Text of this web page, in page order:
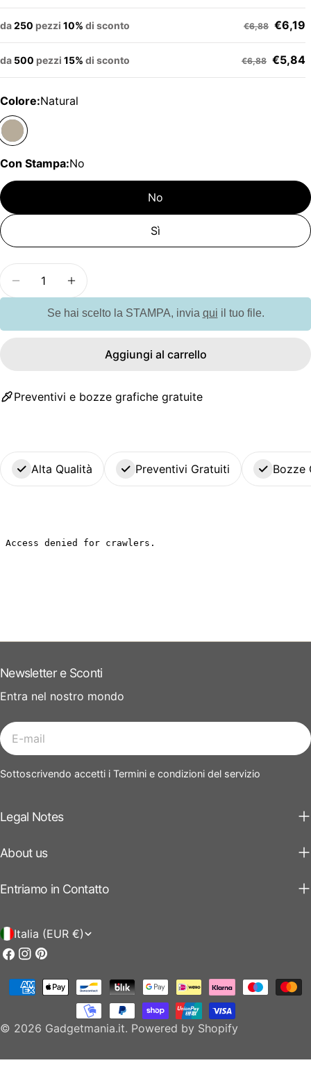
da250 pezzi 10% di sconto €6,88 €6,19
da 500 pezzi 15% di sconto €6,88 €5,84
Colore:Natural
Con Stampa:No
No
Sì
Diminuisci la quantità per G126199
Aumenta la quantità per G126199
Se hai scelto la STAMPA, invia qui il tuo file.
Aggiungi al carrello
Preventivi e bozze grafiche gratuite
Alta Qualità Preventivi Gratuiti Bozze
Legal Notes
About us
Entriamo in Contatto
Newsletter e Sconti
Entra nel nostro mondo
E-
mail
Sottoscrivendo accetti i Termini e condizioni del servizio
P
a
e
Italia (EUR €)
Facebook
Instagram
Pinterest
© 2026 Gadgetmania.it. Powered by Shopify
Modalità
pagamento